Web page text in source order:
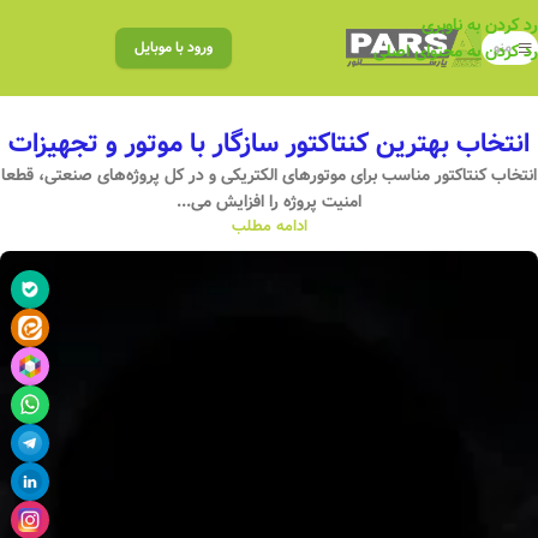
رد کردن به ناوبری
رد کردن به محتوای اصلی
منو ورود با موبایل
انتخاب بهترین کنتاکتور سازگار با موتور و تجهیزات
انتخاب کنتاکتور مناسب برای موتورهای الکتریکی و در کل پروژه‌های صنعتی، قطعا
امنیت پروژه را افزایش می‌...
ادامه مطلب